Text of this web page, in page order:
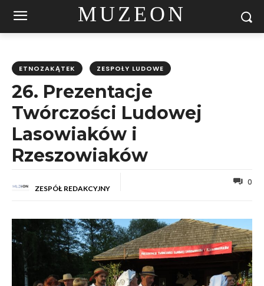
MUZEON
ETNOZAKĄTEK ZESPOŁY LUDOWE
26. Prezentacje
Twórczości Ludowej
Lasowiaków i
Rzeszowiaków
ZESPÓŁ REDAKCYJNY
0